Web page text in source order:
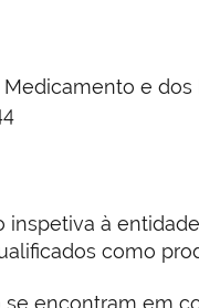
e dos
inspetiva à
como
encontram em